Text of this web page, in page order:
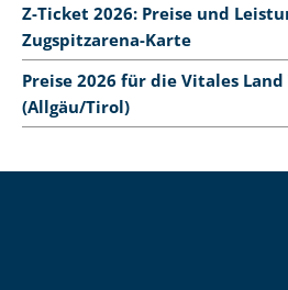
Z-Ticket 2026: Preise und
Zugspitzarena-Karte
Preise 2026 für die Vitales
(Allgäu/Tirol)